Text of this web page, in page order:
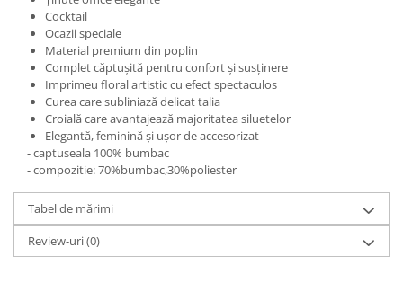
Cocktail
Ocazii speciale
Material premium din poplin
Complet căptușită pentru confort și susținere
Imprimeu floral artistic cu efect spectaculos
Curea care subliniază delicat talia
Croială care avantajează majoritatea siluetelor
Elegantă, feminină și ușor de accesorizat
- captuseala 100% bumbac
- compozitie: 70%bumbac,30%poliester
Tabel de mărimi
Review-uri(0)